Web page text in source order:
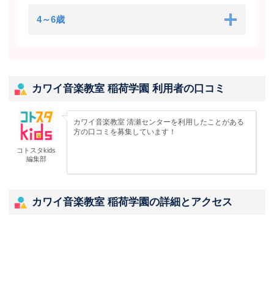
4～6歳
カワイ音楽教室 稲荷学園 利用者の口コミ
コトスタkids
編集部
カワイ音楽教室 清瀬センターを利用したことがある
方の口コミを募集しています！
カワイ音楽教室 稲荷学園の詳細とアクセス